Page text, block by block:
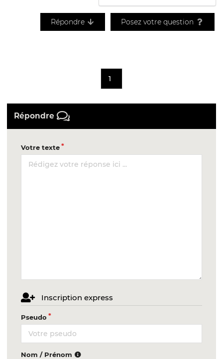
Répondre Posez votre question
1
Répondre
Votre texte
Inscription express
Pseudo
Nom / Prénom